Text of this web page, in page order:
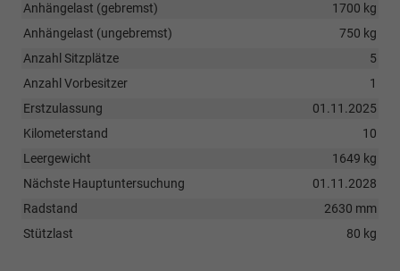
Anhängelast (gebremst)
1700 kg
Anhängelast (ungebremst)
750 kg
Anzahl Sitzplätze
5
Anzahl Vorbesitzer
1
Erstzulassung
01.11.2025
Kilometerstand
10
Leergewicht
1649 kg
Nächste Hauptuntersuchung
01.11.2028
Radstand
2630 mm
Stützlast
80 kg